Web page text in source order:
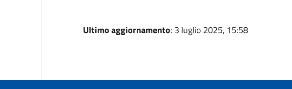
Ultimo aggiornamento: 3 luglio 2025, 15:58